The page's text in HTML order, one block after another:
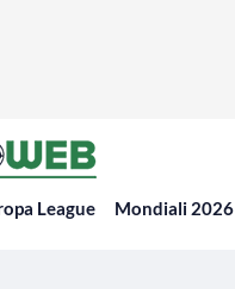
League Mondiali 2026